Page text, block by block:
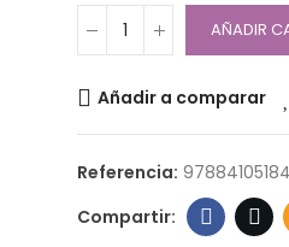
AÑADIR
Añadir a comparar
Referencia: